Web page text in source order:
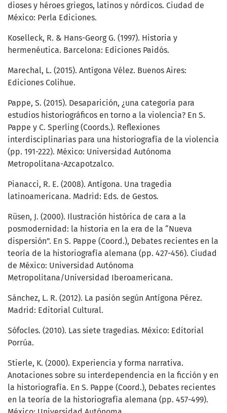
dioses y héroes griegos, latinos y nórdicos. Ciudad de
México: Perla Ediciones.
Koselleck, R. & Hans-Georg G. (1997). Historia y
hermenéutica. Barcelona: Ediciones Paidós.
Marechal, L. (2015). Antígona Vélez. Buenos Aires:
Ediciones Colihue.
Pappe, S. (2015). Desaparición, ¿una categoría para
estudios historiográficos en torno a la violencia? En S.
Pappe y C. Sperling (Coords.). Reflexiones
interdisciplinarias para una historiografía de la violencia
(pp. 191-222). México: Universidad Autónoma
Metropolitana-Azcapotzalco.
Pianacci, R. E. (2008). Antígona. Una tragedia
latinoamericana. Madrid: Eds. de Gestos.
Rüsen, J. (2000). Ilustración histórica de cara a la
posmodernidad: la historia en la era de la “Nueva
dispersión”. En S. Pappe (Coord.), Debates recientes en la
teoría de la historiografía alemana (pp. 427-456). Ciudad
de México: Universidad Autónoma
Metropolitana/Universidad Iberoamericana.
Sánchez, L. R. (2012). La pasión según Antígona Pérez.
Madrid: Editorial Cultural.
Sófocles. (2010). Las siete tragedias. México: Editorial
Porrúa.
Stierle, K. (2000). Experiencia y forma narrativa.
Anotaciones sobre su interdependencia en la ficción y en
la historiografía. En S. Pappe (Coord.), Debates recientes
en la teoría de la historiografía alemana (pp. 457-499).